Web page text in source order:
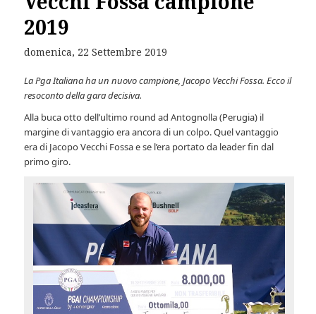
2019
domenica, 22 Settembre 2019
La Pga Italiana ha un nuovo campione, Jacopo Vecchi Fossa. Ecco il
resoconto della gara decisiva.
Alla buca otto dell’ultimo round ad Antognolla (Perugia) il
margine di vantaggio era ancora di un colpo. Quel vantaggio
era di Jacopo Vecchi Fossa e se l’era portato da leader fin dal
primo giro.